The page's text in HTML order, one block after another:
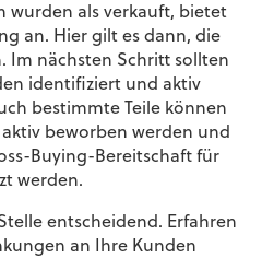
wurden als verkauft, bietet
an. Hier gilt es dann, die
Im nächsten Schritt sollten
identifiziert und aktiv
bestimmte Teile können
beworben werden und
Buying-Bereitschaft für
werden.
entscheidend. Erfahren
an Ihre Kunden